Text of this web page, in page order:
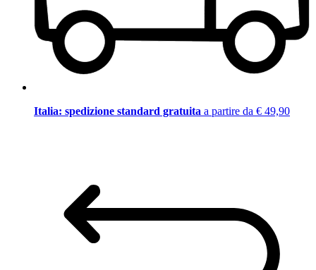
Italia: spedizione standard gratuita a partire da € 49,90